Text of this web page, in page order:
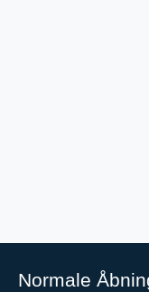
Normale